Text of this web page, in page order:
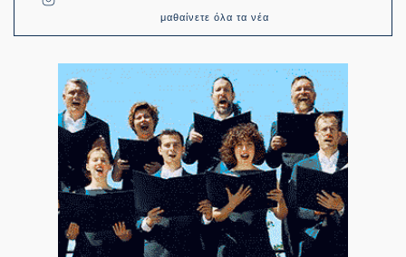
μαθαίνετε όλα τα νέα